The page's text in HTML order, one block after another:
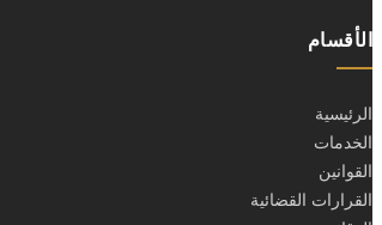
الأقسام
الرئيسية
الخدمات
القوانين
القرارات القضائية